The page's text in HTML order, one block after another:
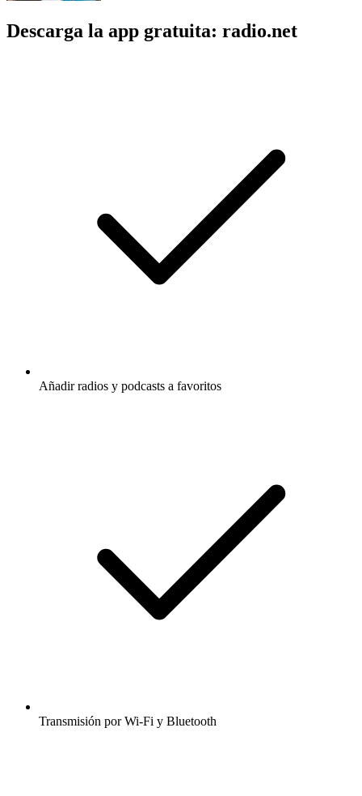
Descarga la app gratuita: radio.net
Añadir radios y podcasts a favoritos
Transmisión por Wi-Fi y Bluetooth